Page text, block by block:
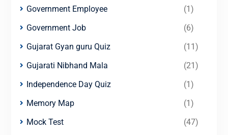
Government Employee
(1)
Government Job
(6)
Gujarat Gyan guru Quiz
(11)
Gujarati Nibhand Mala
(21)
Independence Day Quiz
(1)
Memory Map
(1)
Mock Test
(47)